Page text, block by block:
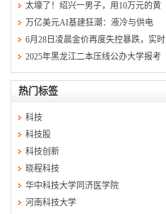
太壕了！绍兴一男子，用10万元的黄
万亿美元AI基建狂潮：液冷与供电
6月28日凌晨金价再度失控暴跌，实时
2025年黑龙江二本压线公办大学报考
热门标签
科技
科技股
科技创新
晓程科技
华中科技大学同济医学院
河南科技大学